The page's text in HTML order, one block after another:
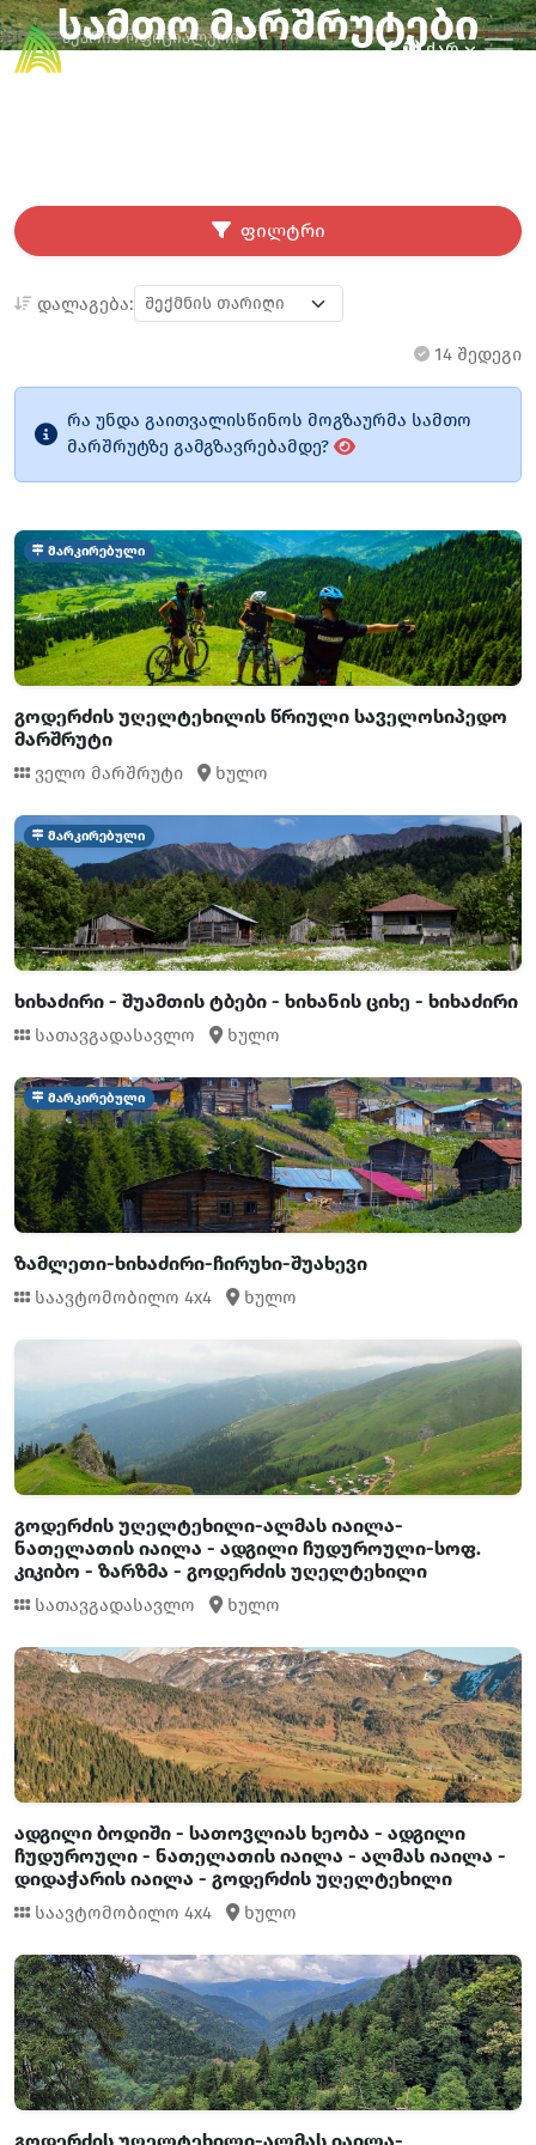
აჭარის ოფიციალური
გზამკვლევი
ქარ
სამთო მარშრუტები
ფილტრი
დალაგება:
14 შედეგი
რა უნდა გაითვალისწინოს მოგზაურმა სამთო
მარშრუტზე გამგზავრებამდე?
მარკირებული
გოდერძის უღელტეხილის წრიული საველოსიპედო
მარშრუტი
ველო მარშრუტი ხულო
მარკირებული
ხიხაძირი - შუამთის ტბები - ხიხანის ციხე - ხიხაძირი
სათავგადასავლო ხულო
მარკირებული
ზამლეთი-ხიხაძირი-ჩირუხი-შუახევი
საავტომობილო 4x4 ხულო
გოდერძის უღელტეხილი-ალმას იაილა-
ნათელათის იაილა - ადგილი ჩუდუროული-სოფ.
კიკიბო - ზარზმა - გოდერძის უღელტეხილი
სათავგადასავლო ხულო
ადგილი ბოდიში - სათოვლიას ხეობა - ადგილი
ჩუდუროული - ნათელათის იაილა - ალმას იაილა -
დიდაჭარის იაილა - გოდერძის უღელტეხილი
საავტომობილო 4x4 ხულო